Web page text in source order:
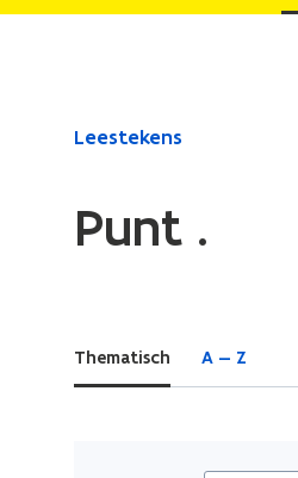
Gedaan
Punt
Leestekens
Punt .
Thematisch A — Z